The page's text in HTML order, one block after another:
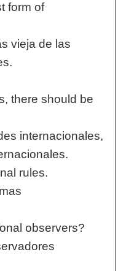
form of
vieja de las
there should be
internacionales,
rules.
observers?